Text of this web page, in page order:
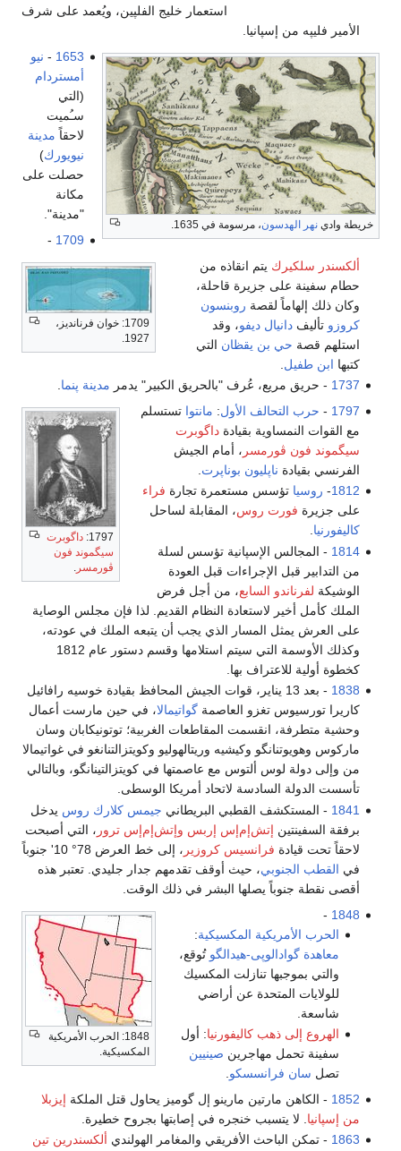
استعمار خليج الفلپين، ويُعمد على شرف
الأمير فليپه من إسپانيا.
خريطة وادي نهر الهدسون، مرسومة في 1635.
1653
- نيو
أمستردام
(التي
سـُميت
لاحقاً مدينة
نيويورك)
حصلت على
مكانة
"مدينة".
1709: خوان فرنانديز،
1927.
1709
-
ألكسندر سلكيرك يتم انقاذه من
حطام سفينة على جزيرة قاحلة،
وكان ذلك إلهاماً لقصة روبنسون
كروزو تأليفدانيال ديفو، وقد
استلهم قصة حي بن يقظان التي
كتبها ابن طفيل
1737 - حريق مريع، عُرف "بالحريق الكبير" يدمر مدينة پنما
1797: داگوبرت
سيگموند فون
ڤورمسر .
1797
- حرب التحالف الأول: مانتوا تستسلم
مع القوات النمساوية بقيادةداگوبرت
سيگموند فون ڤورمسر ، أمام الجيش
الفرنسي بقيادة ناپليون بوناپرت
1812
- روسيا تؤسس مستعمرة تجارة فراء
على جزيرة فورت روس، المقابلة لساحل
كاليفورنيا.
1814 - المجالس الإسپانية تؤسس لسلة
من التدابير قبل الإجراءات قبل العودة
الوشيكة لفرناندو السابع، من أجل فرض
الملك كأمل أخير لاستعادة النظام القديم. لذا فإن مجلس الوصاية
على العرش يمثل المسار الذي يجب أن يتبعه الملك في عودته،
وكذلك الأوسمة التي سيتم استلامها وقسم دستور عام 1812
كخطوة أولية للاعتراف بها.
1838
- بعد 13 يناير، قوات الجيش المحافظ بقيادة خوسيه رافائيل
كاريرا تورسيوس تغزو العاصمةگواتيمالا، في حين مارست أعمال
وحشية متطرفة، انقسمت المقاطعات الغربية؛ توتونيكابان وسان
ماركوس وهويوتنانگو وكيشيه وريتالهوليو وكويتزالتنانغو في غواتيمالا
من وإلى دولة لوس ألتوس مع عاصمتها في كويتزالتينانگو، وبالتالي
تأسست الدولة السادسة لاتحاد أمريكا الوسطى.
1841 - المستكشف القطبي البريطاني جيمس كلارك روس يدخل
برفقة السفينتين إتش‌إم‌إس إربس وإتش‌إم‌إس ترور ، التي أصبحت
لاحقاً تحت قيادة فرانسيس كروزير
، إلى خط العرض 78° 10' جنوباً
في القطب الجنوبي، حيث أوقف تقدمهم جدار جليدي. تعتبر هذه
أقصى نقطة جنوباً يصلها البشر في ذلك الوقت.
1848: الحرب الأمريكية
المكسيكية.
1848
-
الحرب الأمريكية المكسيكية:
معاهدة گوادالوپى-هيدالگو تُوقع،
والتي بموجبها تنازلت المكسيك
للولايات المتحدة عن أراضي
شاسعة.
الهروع إلى ذهب كاليفورنيا: أول
سفينة تحمل مهاجرين صينيين
تصل سان فرانسسكو
1852 - الكاهن مارتين مارينو إل گوميز يحاول قتل الملكة إيزبلا
من إسپانيا . لا يتسبب خنجره في إصابتها بجروح خطيرة.
1863 - تمكن الباحث الأفريقي والمغامر الهولندي ألكسندرين تين